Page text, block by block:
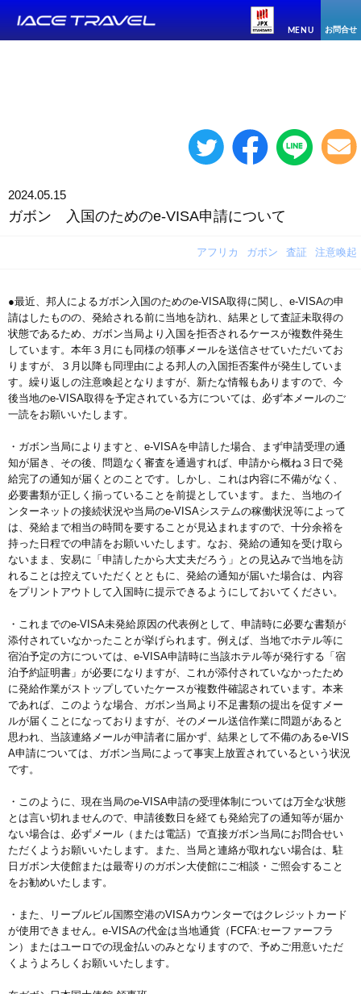
MENU お問合せ
2024.05.15
ガボン 入国のためのe-VISA申請について
アフリカ ガボン 査証 注意喚起
●最近、邦人によるガボン入国のためのe-VISA取得に関し、e-VISAの申
請はしたものの、発給される前に当地を訪れ、結果として査証未取得の
状態であるため、ガボン当局より入国を拒否されるケースが複数件発生
しています。本年３月にも同様の領事メールを送信させていただいてお
りますが、３月以降も同理由による邦人の入国拒否案件が発生していま
す。繰り返しの注意喚起となりますが、新たな情報もありますので、今
後当地のe-VISA取得を予定されている方については、必ず本メールのご
一読をお願いいたします。
・ガボン当局によりますと、e-VISAを申請した場合、まず申請受理の通
知が届き、その後、問題なく審査を通過すれば、申請から概ね３日で発
給完了の通知が届くとのことです。しかし、これは内容に不備がなく、
必要書類が正しく揃っていることを前提としています。また、当地のイ
ンターネットの接続状況や当局のe-VISAシステムの稼働状況等によって
は、発給まで相当の時間を要することが見込まれますので、十分余裕を
持った日程での申請をお願いいたします。なお、発給の通知を受け取ら
ないまま、安易に「申請したから大丈夫だろう」との見込みで当地を訪
れることは控えていただくとともに、発給の通知が届いた場合は、内容
をプリントアウトして入国時に提示できるようにしておいてください。
・これまでのe-VISA未発給原因の代表例として、申請時に必要な書類が
添付されていなかったことが挙げられます。例えば、当地でホテル等に
宿泊予定の方については、e-VISA申請時に当該ホテル等が発行する「宿
泊予約証明書」が必要になりますが、これが添付されていなかったため
に発給作業がストップしていたケースが複数件確認されています。本来
であれば、このような場合、ガボン当局より不足書類の提出を促すメー
ルが届くことになっておりますが、そのメール送信作業に問題があると
思われ、当該連絡メールが申請者に届かず、結果として不備のあるe-VIS
A申請については、ガボン当局によって事実上放置されているという状況
です。
・このように、現在当局のe-VISA申請の受理体制については万全な状態
とは言い切れませんので、申請後数日を経ても発給完了の通知等が届か
ない場合は、必ずメール（または電話）で直接ガボン当局にお問合せい
ただくようお願いいたします。また、当局と連絡が取れない場合は、駐
日ガボン大使館または最寄りのガボン大使館にご相談・ご照会すること
をお勧めいたします。
・また、リーブルビル国際空港のVISAカウンターではクレジットカード
が使用できません。e-VISAの代金は当地通貨（FCFA:セーファーフラ
ン）またはユーロでの現金払いのみとなりますので、予めご用意いただ
くようよろしくお願いいたします。